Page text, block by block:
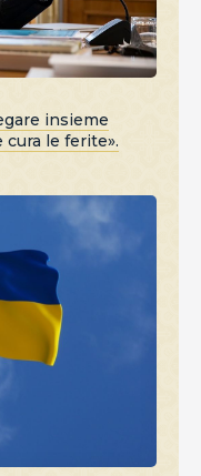
insieme
le ferite».